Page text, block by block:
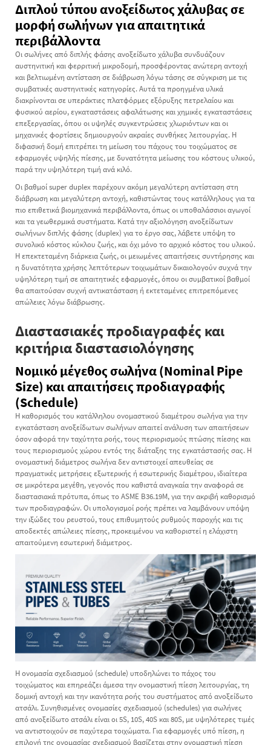
Διπλού τύπου ανοξείδωτος χάλυβας σε
μορφή σωλήνων για απαιτητικά
περιβάλλοντα
Οι σωλήνες από διπλής φάσης ανοξείδωτο χάλυβα συνδυάζουν
αυστηνιτική και φερριτική μικροδομή, προσφέροντας ανώτερη αντοχή
και βελτιωμένη αντίσταση σε διάβρωση λόγω τάσης σε σύγκριση με τις
συμβατικές αυστηνιτικές κατηγορίες. Αυτά τα προηγμένα υλικά
διακρίνονται σε υπεράκτιες πλατφόρμες εξόρυξης πετρελαίου και
φυσικού αερίου, εγκαταστάσεις αφαλάτωσης και χημικές εγκαταστάσεις
επεξεργασίας, όπου οι υψηλές συγκεντρώσεις χλωριόντων και οι
μηχανικές φορτίσεις δημιουργούν ακραίες συνθήκες λειτουργίας. Η
διφασική δομή επιτρέπει τη μείωση του πάχους του τοιχώματος σε
εφαρμογές υψηλής πίεσης, με δυνατότητα μείωσης του κόστους υλικού,
παρά την υψηλότερη τιμή ανά κιλό.
Οι βαθμοί super duplex παρέχουν ακόμη μεγαλύτερη αντίσταση στη
διάβρωση και μεγαλύτερη αντοχή, καθιστώντας τους κατάλληλους για τα
πιο επιθετικά βιομηχανικά περιβάλλοντα, όπως οι υποθαλάσσιοι αγωγοί
και τα γεωθερμικά συστήματα. Κατά την αξιολόγηση ανοξείδωτων
σωλήνων διπλής φάσης (duplex) για το έργο σας, λάβετε υπόψη το
συνολικό κόστος κύκλου ζωής, και όχι μόνο το αρχικό κόστος του υλικού.
Η επεκτεταμένη διάρκεια ζωής, οι μειωμένες απαιτήσεις συντήρησης και
η δυνατότητα χρήσης λεπτότερων τοιχωμάτων δικαιολογούν συχνά την
υψηλότερη τιμή σε απαιτητικές εφαρμογές, όπου οι συμβατικοί βαθμοί
θα απαιτούσαν συχνή αντικατάσταση ή εκτεταμένες επιτρεπόμενες
απώλειες λόγω διάβρωσης.
Διαστασιακές προδιαγραφές και
κριτήρια διαστασιολόγησης
Νομικό μέγεθος σωλήνα (Nominal Pipe
Size) και απαιτήσεις προδιαγραφής
(Schedule)
Η καθορισμός του κατάλληλου ονομαστικού διαμέτρου σωλήνα για την
εγκατάσταση ανοξείδωτων σωλήνων απαιτεί ανάλυση των απαιτήσεων
όσον αφορά την ταχύτητα ροής, τους περιορισμούς πτώσης πίεσης και
τους περιορισμούς χώρου εντός της διάταξης της εγκατάστασής σας. Η
ονομαστική διάμετρος σωλήνα δεν αντιστοιχεί απευθείας σε
πραγματικές μετρήσεις εξωτερικής ή εσωτερικής διαμέτρου, ιδιαίτερα
σε μικρότερα μεγέθη, γεγονός που καθιστά αναγκαία την αναφορά σε
διαστασιακά πρότυπα, όπως το ASME B36.19M, για την ακριβή καθορισμό
των προδιαγραφών. Οι υπολογισμοί ροής πρέπει να λαμβάνουν υπόψη
την ιξώδες του ρευστού, τους επιθυμητούς ρυθμούς παροχής και τις
αποδεκτές απώλειες πίεσης, προκειμένου να καθοριστεί η ελάχιστη
απαιτούμενη εσωτερική διάμετρος.
Η ονομασία σχεδιασμού (schedule) υποδηλώνει το πάχος του
τοιχώματος και επηρεάζει άμεσα την ονομαστική πίεση λειτουργίας, τη
δομική αντοχή και την ικανότητα ροής του συστήματος από ανοξείδωτο
ατσάλι. Συνηθισμένες ονομασίες σχεδιασμού (schedules) για σωλήνες
από ανοξείδωτο ατσάλι είναι οι 5S, 10S, 40S και 80S, με υψηλότερες τιμές
να αντιστοιχούν σε παχύτερα τοιχώματα. Για εφαρμογές υπό πίεση, η
επιλογή της ονομασίας σχεδιασμού βασίζεται στην ονομαστική πίεση